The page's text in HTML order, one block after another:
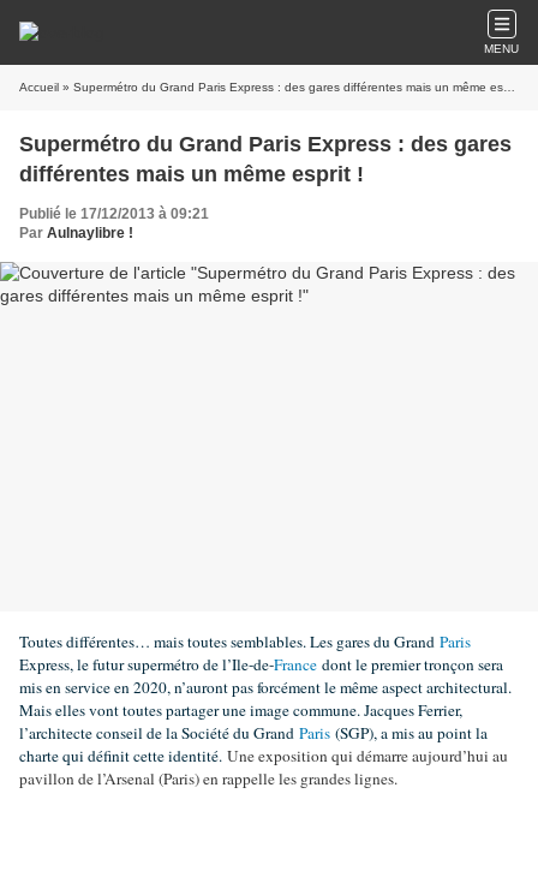
MENU
Accueil » Supermétro du Grand Paris Express : des gares différentes mais un même esprit !
Supermétro du Grand Paris Express : des gares
différentes mais un même esprit !
Publié le 17/12/2013 à 09:21
Par Aulnaylibre !
Toutes différentes… mais toutes semblables. Les gares du Grand Paris
Express, le futur supermétro de l’Ile-de-France dont le premier tronçon sera
mis en service en 2020, n’auront pas forcément le même aspect architectural.
Mais elles vont toutes partager une image commune. Jacques Ferrier,
l’architecte conseil de la Société du Grand Paris (SGP), a mis au point la
charte qui définit cette identité. Une exposition qui démarre aujourd’hui au
pavillon de l’Arsenal (Paris) en rappelle les grandes lignes.